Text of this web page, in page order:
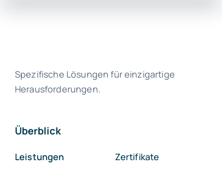
Spezifische Lösungen für einzigartige
Herausforderungen.
Überblick
Leistungen
Zertifikate